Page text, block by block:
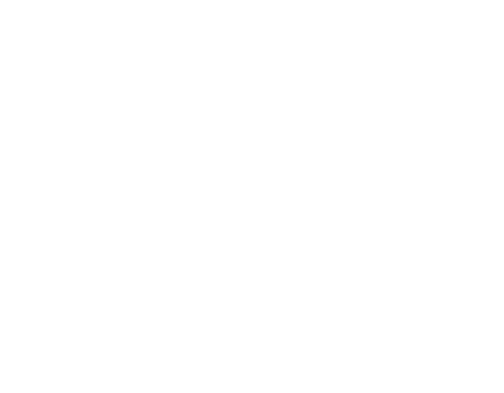
せていただ
ください。
器販売店・
お願いしま
ご登録され
共同利用者
ご了承くだ
フタル酸ジブチ
物等」とい
らの製造装
知します。
ン制御